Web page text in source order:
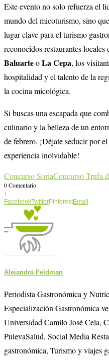
Este evento no solo refuerza el
mundo del micoturismo, sino
lugar clave para el turismo
reconocidos restaurantes locales
BaluarteoLa Cepa, los
hospitalidad y el talento de la
la cocina micológica.
Si buscas una escapada que
culinario y la belleza de un
de febrero. ¡Déjate seducir por
experiencia inolvidable!
Concurso SoriaConcurso Trufa
0 Comentario
1
FacebookTwitterPinterestEmail
Alejandra Feldman
Periodista Gastronómica y
Especialización Gastronómica
Universidad Camilo José Cela,
PulevaSalud, Social Media
gastronómica, Turismo y viajes